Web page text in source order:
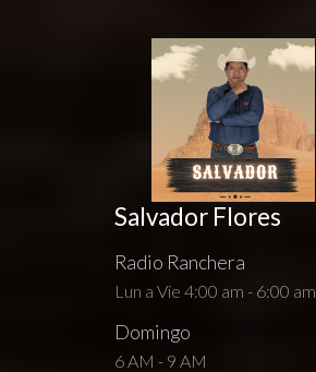
Salvador Flores
Radio Ranchera
Lun a Vie 4:00 am - 6:00 am
Domingo
6 AM - 9 AM